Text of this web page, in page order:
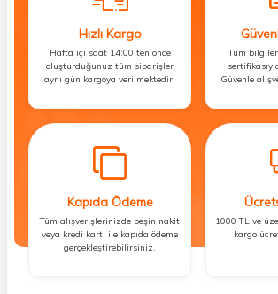
Hızlı Kargo
Hafta içi saat 14:00’ten önce
oluşturduğunuz tüm siparişler
aynı gün kargoya verilmektedir.
Tüm
Güvenle
Kapıda Ödeme
Tüm alışverişlerinizde peşin nakit
veya kredi kartı ile kapıda ödeme
gerçekleştirebilirsiniz.
1000 TL ve
kargo